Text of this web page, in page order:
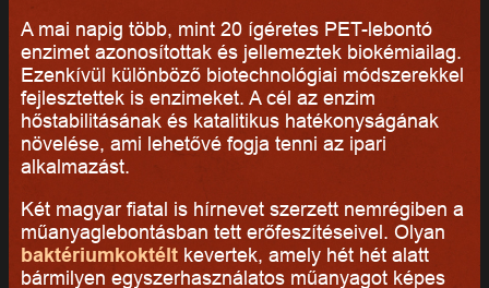
A mai napig több, mint 20 ígéretes PET-lebontó
enzimet azonosítottak és jellemeztek biokémiailag.
Ezenkívül különböző biotechnológiai módszerekkel
fejlesztettek is enzimeket. A cél az enzim
hőstabilitásának és katalitikus hatékonyságának
növelése, ami lehetővé fogja tenni az ipari
alkalmazást.
Két magyar fiatal is hírnevet szerzett nemrégiben a
műanyaglebontásban tett erőfeszítéseivel. Olyan
baktériumkoktélt kevertek, amely hét hét alatt
bármilyen egyszerhasználatos műanyagot képes